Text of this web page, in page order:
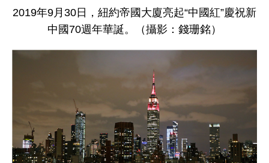
2019年9月30日，紐約帝國大廈亮起“中國紅”慶祝新
中國70週年華誕。（攝影：錢珊銘）